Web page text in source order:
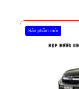
Sản phẩm mới